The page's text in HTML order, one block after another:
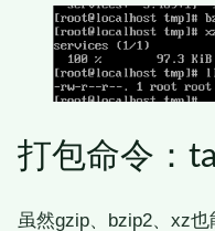
打包命令：
虽然gzip、bzip2、xz